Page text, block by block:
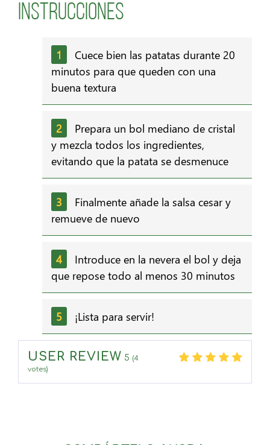
Instrucciones
Cuece bien las patatas durante 20
minutos para que queden con una
buena textura
Prepara un bol mediano de cristal
y mezcla todos los ingredientes,
evitando que la patata se desmenuce
Finalmente añade la salsa cesar y
remueve de nuevo
Introduce en la nevera el bol y deja
que repose todo al menos 30 minutos
¡Lista para servir!
USER REVIEW 5 (4
votes)